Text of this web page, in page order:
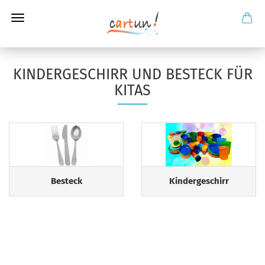
KINDERGESCHIRR UND BESTECK FÜR
KITAS
Besteck Kindergeschirr